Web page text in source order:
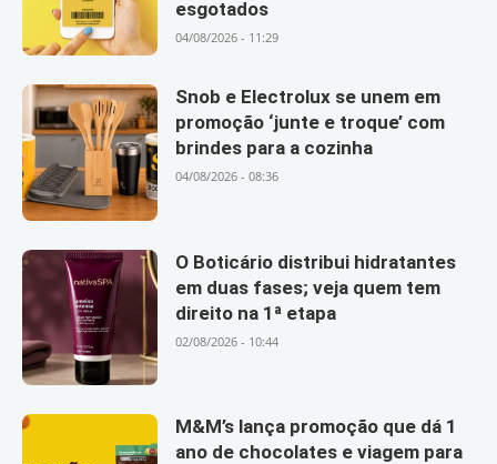
esgotados
04/08/2026 - 11:29
Snob e Electrolux se unem em
promoção ‘junte e troque’ com
brindes para a cozinha
04/08/2026 - 08:36
O Boticário distribui hidratantes
em duas fases; veja quem tem
direito na 1ª etapa
02/08/2026 - 10:44
M&M’s lança promoção que dá 1
ano de chocolates e viagem para